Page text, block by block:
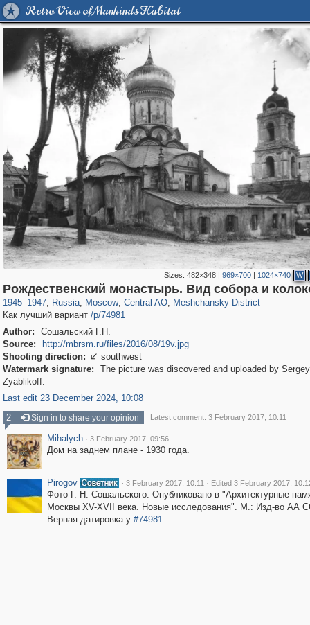
Retro View of Mankind's Habitat
Sizes:482×348 |969×700 | 1024×740 W
Рождественский монастырь. Вид собора и
1945–1947, Russia
1,406,255 29,243
, Moscow
319,780 8,286
, Central AO
159,978 5,916
, Meshchansky District
10,185 264
Как лучший вариант /p/74981
Author:
Сошальский Г.Н.
Source:
http://mbrsm.ru/files/2016/08/19v.jpg
Shooting direction:  southwest
Watermark signature:
The picture was discovered and uploaded by Sergey
Zyablikoff.
Last edit 23 December 2024, 10:08
2
Sign in to share your opinion Latest comment: 3 February 2017, 10:11
Mihalych · 3 February 2017, 09:56
Дом на заднем плане - 1930 года.
Pirogov · 3 February 2017, 10:11 · Edited 3 February 2017,
Фото Г. Н. Сошальского. Опубликовано в "Архитектурные
Москвы XV-XVII века. Новые исследования". М.: Изд-во АА
Верная датировка у #74981